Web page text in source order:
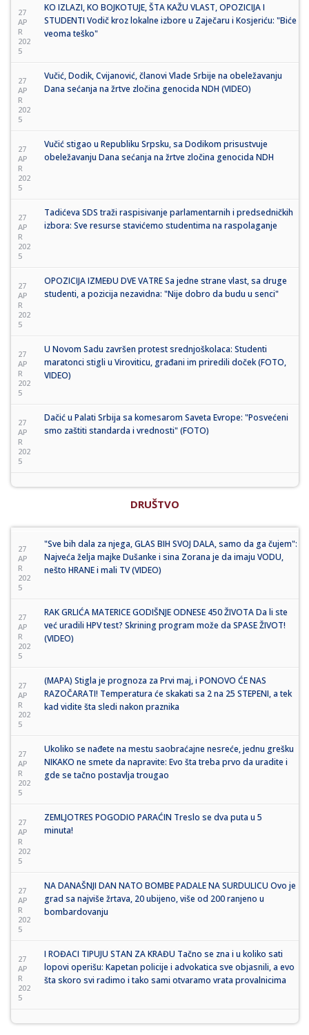
27
AP
R
202
5
KO IZLAZI, KO BOJKOTUJE, ŠTA KAŽU VLAST, OPOZICIJA I
STUDENTI Vodič kroz lokalne izbore u Zaječaru i Kosjeriću: "Biće
veoma teško"
27
AP
R
202
5
Vučić, Dodik, Cvijanović, članovi Vlade Srbije na obeležavanju
Dana sećanja na žrtve zločina genocida NDH (VIDEO)
27
AP
R
202
5
Vučić stigao u Republiku Srpsku, sa Dodikom prisustvuje
obeležavanju Dana sećanja na žrtve zločina genocida NDH
27
AP
R
202
5
Tadićeva SDS traži raspisivanje parlamentarnih i predsedničkih
izbora: Sve resurse stavićemo studentima na raspolaganje
27
AP
R
202
5
OPOZICIJA IZMEĐU DVE VATRE Sa jedne strane vlast, sa druge
studenti, a pozicija nezavidna: "Nije dobro da budu u senci"
27
AP
R
202
5
U Novom Sadu završen protest srednjoškolaca: Studenti
maratonci stigli u Viroviticu, građani im priredili doček (FOTO,
VIDEO)
27
AP
R
202
5
Dačić u Palati Srbija sa komesarom Saveta Evrope: "Posvećeni
smo zaštiti standarda i vrednosti" (FOTO)
DRUŠTVO
27
AP
R
202
5
"Sve bih dala za njega, GLAS BIH SVOJ DALA, samo da ga čujem":
Najveća želja majke Dušanke i sina Zorana je da imaju VODU,
nešto HRANE i mali TV (VIDEO)
27
AP
R
202
5
RAK GRLIĆA MATERICE GODIŠNJE ODNESE 450 ŽIVOTA Da li ste
već uradili HPV test? Skrining program može da SPASE ŽIVOT!
(VIDEO)
27
AP
R
202
5
(MAPA) Stigla je prognoza za Prvi maj, i PONOVO ĆE NAS
RAZOČARATI! Temperatura će skakati sa 2 na 25 STEPENI, a tek
kad vidite šta sledi nakon praznika
27
AP
R
202
5
Ukoliko se nađete na mestu saobraćajne nesreće, jednu grešku
NIKAKO ne smete da napravite: Evo šta treba prvo da uradite i
gde se tačno postavlja trougao
27
AP
R
202
5
ZEMLJOTRES POGODIO PARAĆIN Treslo se dva puta u 5
minuta!
27
AP
R
202
5
NA DANAŠNJI DAN NATO BOMBE PADALE NA SURDULICU Ovo je
grad sa najviše žrtava, 20 ubijeno, više od 200 ranjeno u
bombardovanju
27
AP
R
202
5
I ROĐACI TIPUJU STAN ZA KRAĐU Tačno se zna i u koliko sati
lopovi operišu: Kapetan policije i advokatica sve objasnili, a evo
šta skoro svi radimo i tako sami otvaramo vrata provalnicima